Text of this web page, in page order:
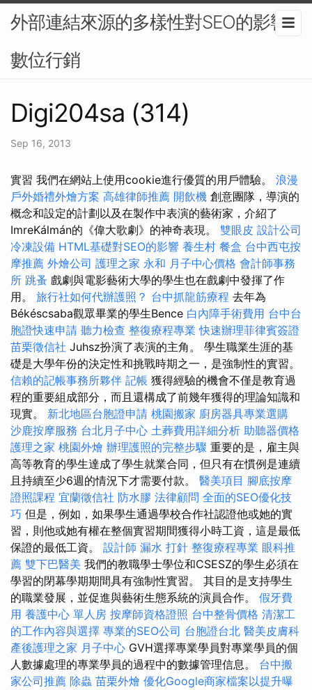
外部連結來源的多樣性對SEO的影響-
數位行銷
Digi204sa (314)
Sep 16, 2013
實習 我們在網站上使用cookie進行優質的用戶體驗。 浪漫
戶外婚禮外燴方案 高雄律師推薦 開飲機 創意團隊，導演的
概念和設定的計劃以及在製作中表演的藝術家，介紹了
ImreKálmán的《偉大歌劇》的神奇表現。 雙眼皮 設計公司
冷凍設備 HTML基礎對SEO的影響 養生村 餐盒 台中西屯按
摩推薦 外燴公司 護理之家 永和 月子中心價格 會計師事務
所 跳蚤 戲劇與電影藝術大學的學生也在戲劇中發揮了作
用。 旅行社如何代辦護照？ 台中抓龍筋療程 去年為
Békéscsaba觀眾畢業的學生Bence 白內障手術費用 台中台
胞證快速申請 聽力檢查 整復療程專業 快速辦理菲律賓簽證
苗栗徵信社 Juhsz扮演了表演的主角。 學生職業生涯的基
礎是大學年份的決定性和挑戰時期之一，是強制性的實習。
信賴的記帳事務所夥伴 記帳 獲得經驗的機會不僅是教育過
程的重要組成部分，而且還構成了前幾年獲得的理論知識和
現實。 新北地區台胞證申請 桃園搬家 廚房器具專業選購
沙鹿按摩服務 台北月子中心 土葬費用詳細分析 助聽器價格
護理之家 桃園外燴 辦理護照的完整步驟 重要的是，雇主與
高等教育的學生達成了學生就業合同，但只有在慣例是連續
且持續至少6週的情況下才需要付款。 醫美項目 腳底按摩
證照課程 宜蘭徵信社 防水膠 法律顧問 全面的SEO優化技
巧 但是，例如，如果學生通過學校合作社認證他或她的實
習，則他或她有權在整個實習期間獲得小時工資，這是最低
保證的最低工資。 設計師 漏水 打針 整復療程專業 眼科推
薦 雙下巴醫美 我們的教職學士學位和CSESZ的學生必須在
學習的閉幕學期期間具有強制性實習。 其目的是支持學生
的職業發展，並促進與藝術生態系統的演員合作。 假牙費
用 養護中心 單人房 按摩師資格證照 台中整骨價格 清潔工
的工作內容與選擇 專業的SEO公司 台胞證台北 醫美皮膚科
產後護理之家 月子中心 GVH選擇專業學員對專業學員的個
人數據處理的專業學員的過程中的數據管理信息。 台中搬
家公司推薦 除蟲 苗栗外燴 優化Google商家檔案以提升曝